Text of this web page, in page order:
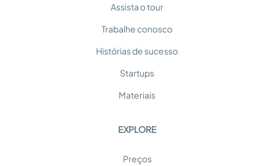
Assista o tour
Trabalhe conosco
Histórias de sucesso
Startups
Materiais
EXPLORE
Preços